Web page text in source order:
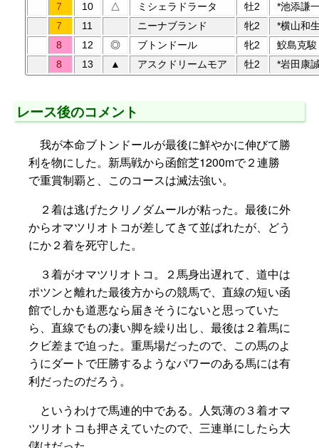
7
10 △ ミシェラドラータ 牡2
*池添謙
7
11 ニーナブランド 牝2
*横山和
8
12 ◎ ブトンドール 牝2
鮫島克駿
8
13 ▲ アスクドリームモア 牡2 *岩田康
レース後のコメント
我が本命ブトンドールが最後に鮮やかに伸びて勝
利を物にした。新馬戦から函館芝1200mで２連勝
で重賞制覇と、このコースは滅法強い。
２着は逃げたクリノダムールが粘った。最後に外
からオマツリオトコが差してきて並ばれたが、どう
にか２着を死守した。
３着がオマツリオトコ。２馬身出遅れて、道中は
ポツンと離れた最後方からの競馬で、直線の短い函
館でしかも道悪なら届きそうにないと思っていた
ら、直線でもの凄い脚を繰り出し、最後は２着馬に
クビ差まで迫った。重馬場だったので、この馬のよ
うにダートで圧勝するようなパワーのある馬には有
利だったのだろう。
というわけで馬連的中である。人気薄の３着オマ
ツリオトコも押さえていたので、三連単にしたら大